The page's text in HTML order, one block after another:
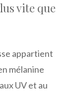
vite que
appartient
mélanine
UV et au